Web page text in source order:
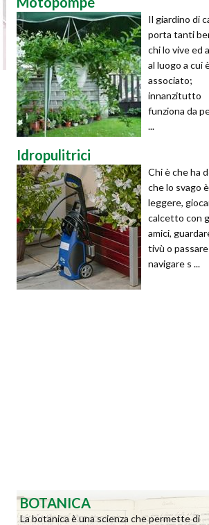
Il giardino di
porta tanti
chi lo vive ed
al luogo a cui
associato;
innanzitutto
funziona da
...
Idropulitrici
Chi è che ha
che lo svago
leggere,
calcetto con
amici,
tivù o
navigare s ...
BOTANICA
La botanica è una scienza che permette di